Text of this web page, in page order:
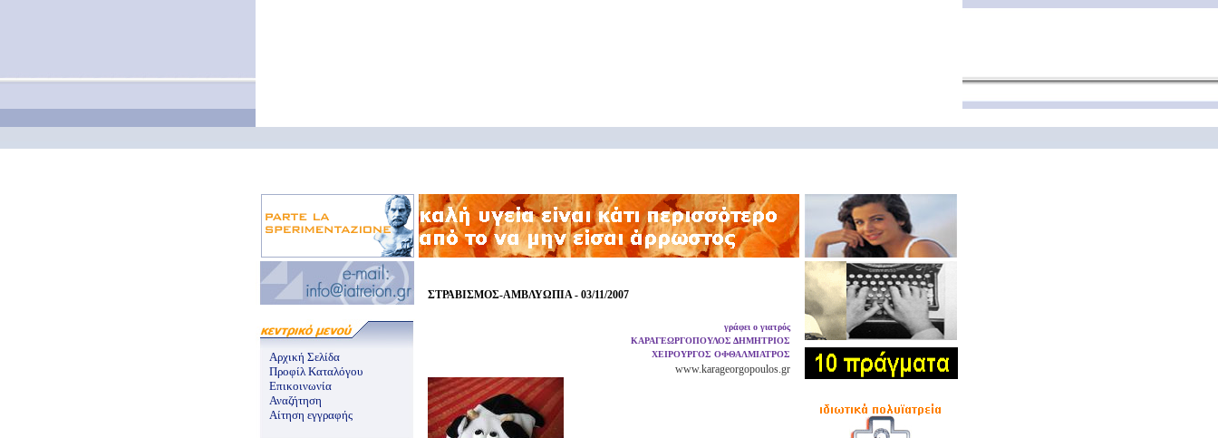
Αρχική Σελίδα
Προφίλ Καταλόγου
Επικοινωνία
Αναζήτηση
Αίτηση εγγραφής
ΣΤΡΑΒΙΣΜΟΣ-ΑΜΒΛΥΩΠΙΑ - 03/11/2007
γράφει ο γιατρός
ΚΑΡΑΓΕΩΡΓΟΠΟΥΛΟΣ ΔΗΜΗΤΡΙΟΣ
ΧΕΙΡΟΥΡΓΟΣ ΟΦΘΑΛΜΙΑΤΡΟΣ
www.karageorgopoulos.gr